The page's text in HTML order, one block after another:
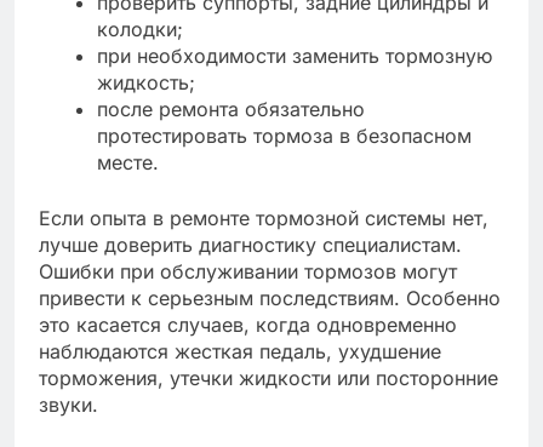
колодки;
при необходимости заменить тормозную
жидкость;
после ремонта обязательно
протестировать тормоза в безопасном
месте.
Если опыта в ремонте тормозной системы нет,
лучше доверить диагностику специалистам.
Ошибки при обслуживании тормозов могут
привести к серьезным последствиям. Особенно
это касается случаев, когда одновременно
наблюдаются жесткая педаль, ухудшение
торможения, утечки жидкости или посторонние
звуки.